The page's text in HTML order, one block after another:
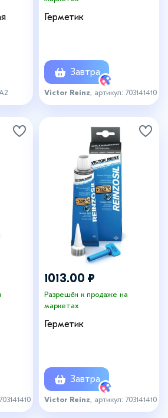
Герметик
Завтра
Victor Reinz , артикул: 703141410
1013.00 ₽
Разрешён к продаже на
маркетах
Герметик
Завтра
Victor Reinz , артикул: 703141410